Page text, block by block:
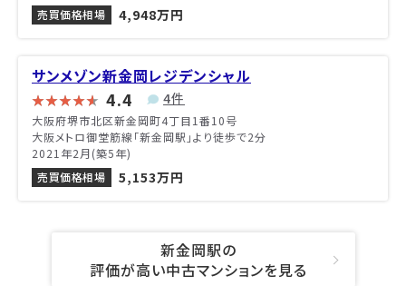
売買価格相場
4,948万円
サンメゾン新金岡レジデンシャル
4.4 4件
大阪府堺市北区新金岡町4丁目1番10号
大阪メトロ御堂筋線「新金岡駅」より徒歩で2分
2021年2月(築5年)
売買価格相場
5,153万円
新金岡駅の
評価が高い中古マンションを見る